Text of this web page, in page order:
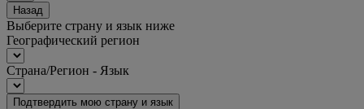
Назад
Выберите страну и язык ниже
Географический регион
Страна/Регион - Язык
Подтвердить мою страну и язык